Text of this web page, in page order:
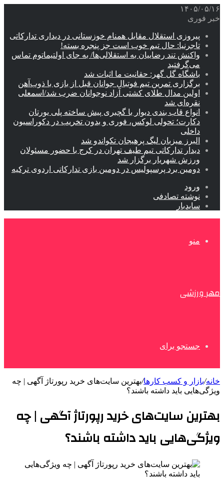
۱۴۰۵/۰۵/۱۶
خبر فوری
پیروزی استقلال مقابل همنام خوزستانی در دیداری تدارکاتی
تاجرنیا: حال تیم خوب است جز پنجره بسته!
واکنش تند رضاییان به استقلالی‌ها/ به جای اولتیماتوم تماس
می‌گرفتید
باشگاه گل گهر: حقانیت ما اثبات شد
برگزاری تمرین تیم فوتبال جوانان قبل از بازی با ذوب‌آهن
اولین مدال طلای کشتی آزاد نوجوانان ضرب شد/اسمعلی
نقره‌ای شد
انواع قاب بندی دیوار با گچبری پیش ساخته پلی یورتان
دکارت؛ تحولی لوکس، فوری و بدون تخریب در دکوراسیون
داخلی
البرز میزبان لیگ پرهیجان تکواندو شد
دیدار تدارکاتی تیم طیف تهران در کرج با حضور مسئولان
ورزش شهریار برگزار شد
دومین برد پرسپولیس در دومین بازی تدارکاتی اردوی ترکیه
ورود
نوشته تصادفی
سایدبار
منو
مهر ورزشی
جستجو برای
خانه/بازار و کسب کارها/بهترین سایت‌های خرید رپورتاژ آگهی | چه
ویژگی‌هایی باید داشته باشند؟
بهترین سایت‌های خرید رپورتاژ آگهی | چه
ویژگی‌هایی باید داشته باشند؟